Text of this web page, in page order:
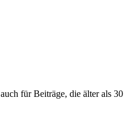
für Beiträge, die älter als 30